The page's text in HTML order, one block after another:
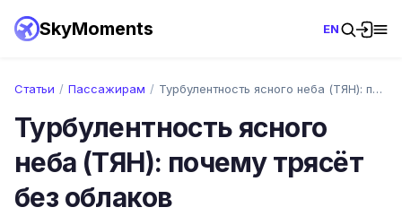
SkyMoments EN
Статьи / Пассажирам / Турбулентность ясного неба (ТЯН): почему…
Турбулентность ясного
неба (ТЯН): почему трясёт
без облаков